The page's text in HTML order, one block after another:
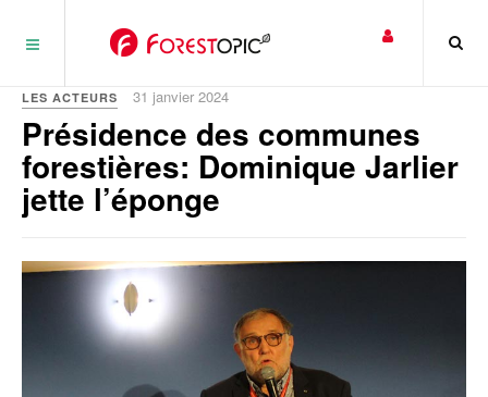
LES ACTEURS 31 janvier 2024
Présidence des communes
forestières: Dominique Jarlier
jette l’éponge